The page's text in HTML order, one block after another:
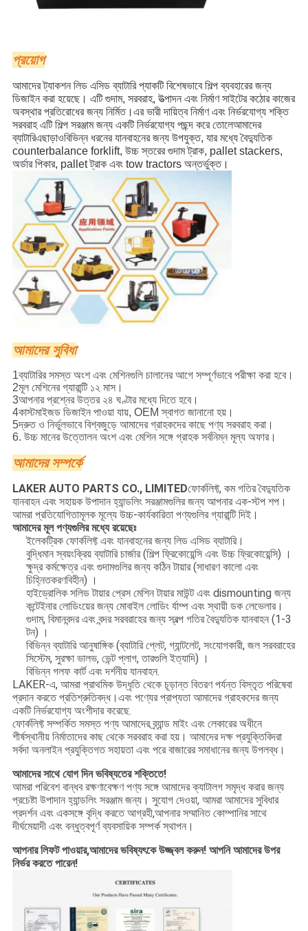
প্রয়োগ
আমাদের ট্যাকশন লিড এসিড ব্যাটারি প্যাকটি বিশেষভাবে শিল্প ব্যবহারের জন্য
ডিজাইন করা হয়েছে। এটি গুদাম, সরবরাহ, উত্পাদন এবং নির্মাণ সাইটের কঠোর কাজের
অবস্থার প্রতিরোধের জন্য নির্মিত।এর ভারী দায়িত্ব নির্মাণ এবং নির্ভরযোগ্য শক্তি
সরবরাহ এটি শিল্প সরঞ্জাম জন্য একটি নির্ভরযোগ্য পছন্দ করে তোলেআমাদের
ব্যাটারিএছাড়াওবিভিন্ন ধরনের যানবাহনের জন্য উপযুক্ত, যার মধ্যে বৈদ্যুতিক
counterbalance forklift, উচ্চ স্তরের গুদাম ট্রাক, pallet stackers,
অর্ডার পিকার, pallet ট্রাক এবং tow tractors অন্তর্ভুক্ত।
আমাদের সুবিধা
1ব্যাটারির সমস্ত অংশ এবং মেশিনগুলি চালানের আগে সম্পূর্ণভাবে পরীক্ষা করা হবে।
2মূল মেশিনের গ্যারান্টি ১২ মাস।
3আপনার প্রশ্নের উত্তর ২৪ ঘণ্টার মধ্যে দিতে হবে।
4কাস্টমাইজড ডিজাইন পাওয়া যায়, OEM স্বাগত জানানো হয়।
5দ্রুত ও নির্ভুলভাবে বিশ্বজুড়ে আমাদের গ্রাহকদের কাছে পণ্য সরবরাহ করা।
6. উচ্চ মানের উত্তোলন অংশ এবং মেশিন সঙ্গে গ্রাহক সর্বনিম্ন মূল্য অফার।
আমাদের সম্পর্কে
LAKER AUTO PARTS CO., LIMITEDফোর্কলিফ্ট, কম গতির বৈদ্যুতিক
যানবাহন এবং সহায়ক উপাদান হ্যান্ডলিং সরঞ্জামগুলির জন্য আপনার এক-স্টপ শপ।
আমরা প্রতিযোগিতামূলক মূল্যে উচ্চ-কার্যকারিতা পণ্যগুলির গ্যারান্টি দিই।
আমাদের মূল পণ্যগুলির মধ্যে রয়েছেঃ
ইলেকট্রিক ফোর্কলিফ্ট এবং যানবাহনের জন্য লিড এসিড ব্যাটারি।
বুদ্ধিমান স্বয়ংক্রিয় ব্যাটারি চার্জার (শিল্প ফ্রিকোয়েন্সি এবং উচ্চ ফ্রিকোয়েন্সি) ।
ক্ষুদ্র কর্মক্ষেত্র এবং গুদামগুলির জন্য কঠিন টায়ার (সাধারণ কালো এবং
চিহ্নিতকরণবিহীন) ।
হাইড্রোলিক সলিড টায়ার প্রেস মেশিন টায়ার মাউন্ট এবং dismounting জন্য
কন্টেইনার লোডিংয়ের জন্য মোবাইল লোডিং র্যাম্প এবং স্থায়ী ডক লেভেলার।
গুদাম, বিমানবন্দর এবং বন্দর সরবরাহের জন্য স্বল্প গতির বৈদ্যুতিক যানবাহন (1-3
টন) ।
বিভিন্ন ব্যাটারি আনুষাঙ্গিক (ব্যাটারি প্লেট, গ্যান্টলেট, সংযোগকারী, জল সরবরাহের
সিস্টেম, সুরক্ষা ভালভ, ভেন্ট প্লাগ, তারগুলি ইত্যাদি) ।
বিভিন্ন গলফ কার্ট এবং দর্শনীয় যানবাহন.
LAKER-এ, আমরা প্রাথমিক উদ্ধৃতি থেকে চূড়ান্ত বিতরণ পর্যন্ত বিস্তৃত পরিষেবা
প্রদান করতে প্রতিশ্রুতিবদ্ধ।এবং পণ্যের প্রাপ্যতা আমাদের গ্রাহকদের জন্য
একটি নির্ভরযোগ্য অংশীদার করেছে.
ফোর্কলিফ্ট সম্পর্কিত সমস্ত পণ্য আমাদের ব্র্যান্ড মাইং এবং লেকারের অধীনে
শীর্ষস্থানীয় নির্মাতাদের কাছ থেকে সরবরাহ করা হয়। আমাদের দক্ষ প্রযুক্তিবিদরা
সর্বদা অনলাইন প্রযুক্তিগত সহায়তা এবং পরে বাজারের সমাধানের জন্য উপলব্ধ।
আমাদের সাথে যোগ দিন ভবিষ্যতের শক্তিতে!
আমরা পরিবেশ বান্ধব রক্ষণাবেক্ষণ পণ্য সঙ্গে আমাদের ক্যাটালগ সমৃদ্ধ করার জন্য
প্রচেষ্টা উপাদান হ্যান্ডলিং সরঞ্জাম জন্য। সুযোগ দেওয়া, আমরা আমাদের সুবিধার
প্রদর্শন এবং একসঙ্গে বৃদ্ধি করতে আগ্রহী,আপনার সম্মানিত কোম্পানির সাথে
দীর্ঘমেয়াদী এবং বন্ধুত্বপূর্ণ ব্যবসায়িক সম্পর্ক স্থাপন।
আপনার লিফট পাওয়ার,আমাদের ভবিষ্যৎকে উজ্জ্বল করুন! আপনি আমাদের উপর
নির্ভর করতে পারেন!